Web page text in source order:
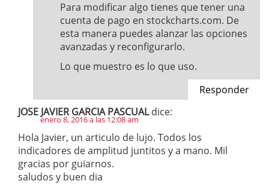
Para modificar algo tienes que tener una
cuenta de pago en stockcharts.com. De
esta manera puedes alanzar las opciones
avanzadas y reconfigurarlo.
Lo que muestro es lo que uso.
Responder
JOSE JAVIER GARCIA PASCUAL dice:
enero 8, 2016 a las 12:08 am
Hola Javier, un articulo de lujo. Todos los
indicadores de amplitud juntitos y a mano. Mil
gracias por guiarnos.
saludos y buen dia